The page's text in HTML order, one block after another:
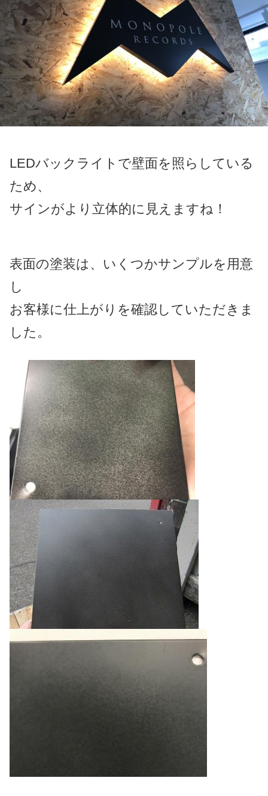
LEDバックライトで壁面を照らしている
ため、
サインがより立体的に見えますね！
表面の塗装は、いくつかサンプルを用意
し
お客様に仕上がりを確認していただきま
した。